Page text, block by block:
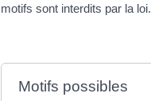
motifs sont interdits par la loi.
Motifs possibles